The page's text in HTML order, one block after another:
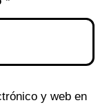
y web en